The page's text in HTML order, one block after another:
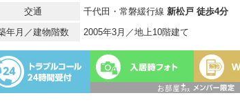
交通
千代田・常磐緩行線 新松戸 徒歩4分
年月／建物階数
2005年3月／地上10階建て